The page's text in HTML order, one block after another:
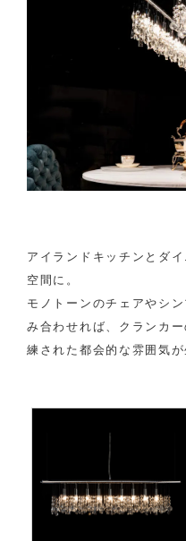
アイランドキッチンとダ
空間に。
モノトーンのチェアやシ
み合わせれば、クランカ
練された都会的な雰囲気が